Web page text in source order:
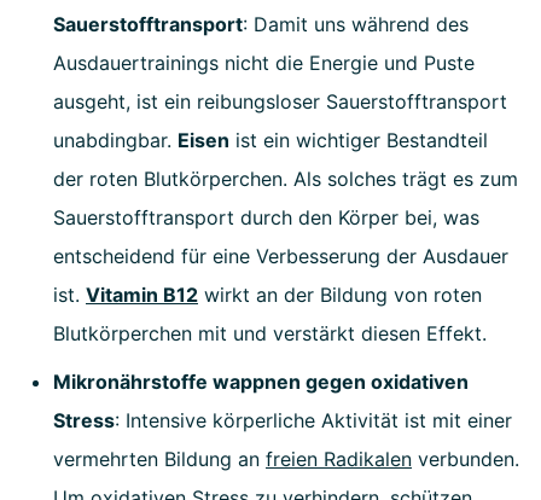
Sauerstofftransport: Damit uns während des
Ausdauertrainings nicht die Energie und Puste
ausgeht, ist ein reibungsloser Sauerstofftransport
unabdingbar. Eisen ist ein wichtiger Bestandteil
der roten Blutkörperchen. Als solches trägt es zum
Sauerstofftransport durch den Körper bei, was
entscheidend für eine Verbesserung der Ausdauer
ist. Vitamin B12 wirkt an der Bildung von roten
Blutkörperchen mit und verstärkt diesen Effekt.
Mikronährstoffe wappnen gegen oxidativen
Stress: Intensive körperliche Aktivität ist mit einer
vermehrten Bildung an freien Radikalen verbunden.